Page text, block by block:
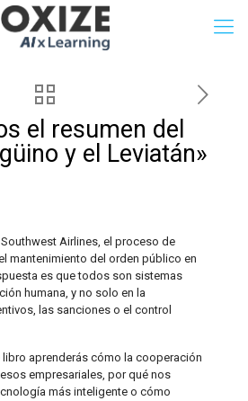
el resumen del
y el Leviatán»
Airlines, el proceso de
mantenimiento del orden público en
es que todos son sistemas
humana, y no solo en la
las sanciones o el control
libro aprenderás cómo la cooperación
empresariales, por qué nos
más inteligente o cómo